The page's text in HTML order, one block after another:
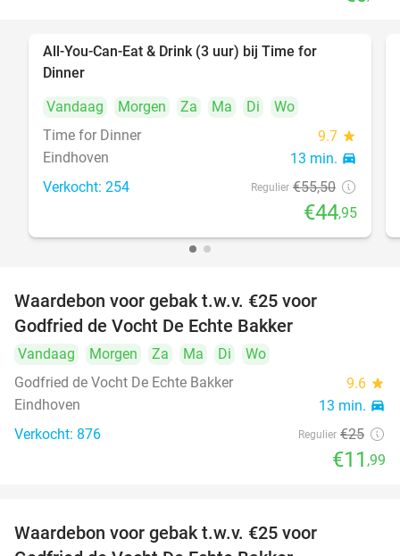
All-You-Can-Eat & Drink (3 uur) bij Time for
Dinner
Vandaag
Morgen Za Ma Di
Wo
Time for Dinner
9.7 star
Eindhoven 13 min. directions_car
Verkocht: 254 Regulier €55,50
€44,95
Waardebon voor gebak t.w.v. €25 voor
Godfried de Vocht De Echte Bakker
Vandaag Morgen Za Ma Di
Wo
Godfried de Vocht De Echte Bakker
9.6 star
Eindhoven 13 min. directions_car
Verkocht: 876 Regulier €25
€11 ,99
Waardebon voor gebak t.w.v. €25 voor